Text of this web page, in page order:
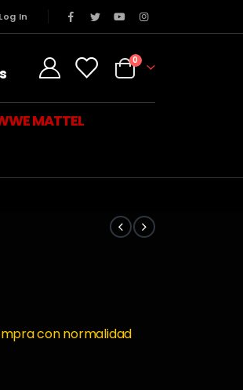
Log In
0
MATTEL
con normalidad